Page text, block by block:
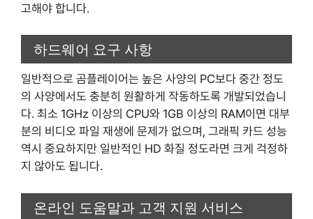
고해야 합니다.
하드웨어 요구 사항
일반적으로 곰플레이어는 높은 사양의 PC보다 중간 정도
의 사양에서도 충분히 원활하게 작동하도록 개발되었습니
다. 최소 1GHz 이상의 CPU와 1GB 이상의 RAM이면 대부
분의 비디오 파일 재생에 문제가 없으며, 그래픽 카드 성능
역시 중요하지만 일반적인 HD 화질 정도라면 크게 걱정하
지 않아도 됩니다.
온라인 도움말과 고객 지원 서비스